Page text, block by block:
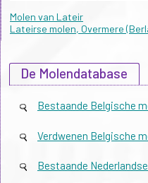
Molen van Lateir
Lateirse molen, Overmere
De Molendatabase
Bestaande Belgische
Verdwenen Belgische
Bestaande